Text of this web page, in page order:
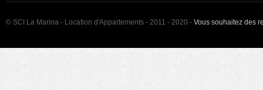
© SCI La Marina - Location d'Appartements - 2011 - 2020 - Vous souhaitez des